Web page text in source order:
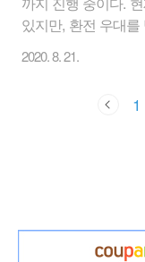
있지만, 환전 우대
31일 2. 이벤트 내용
계좌출금방식(로그
2020. 8. 21.
1